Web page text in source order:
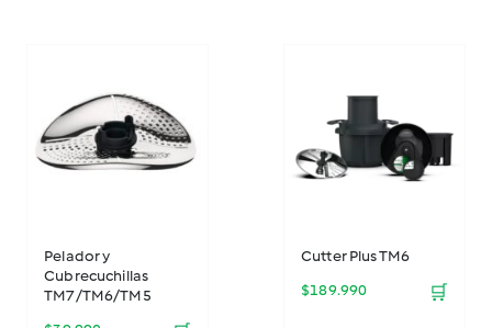
Pelador y
Cubrecuchillas
TM7/TM6/TM5
Cutter Plus TM6
$189.990 🛒